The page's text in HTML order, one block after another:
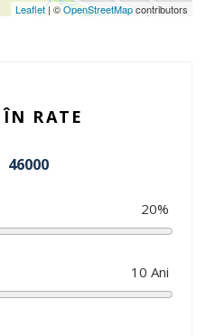
Leaflet | ©OpenStreetMapcontributors
RATE
46000
20%
10 Ani